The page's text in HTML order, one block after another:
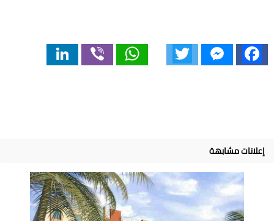
Facebook
Messenger
WhatsApp
إعلانات مشابهة